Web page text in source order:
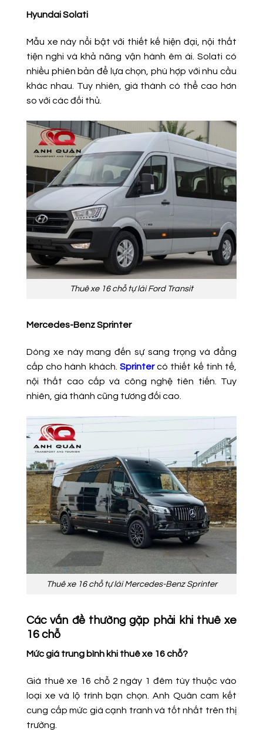
Hyundai Solati
Mẫu xe này nổi bật với thiết kế hiện đại, nội thất
tiện nghi và khả năng vận hành êm ái. Solati có
nhiều phiên bản để lựa chọn, phù hợp với nhu cầu
khác nhau. Tuy nhiên, giá thành có thể cao hơn
so với các đối thủ.
Thuê xe 16 chỗ tự lái Ford Transit
Mercedes-Benz Sprinter
Dòng xe này mang đến sự sang trọng và đẳng
cấp cho hành khách. Sprintercó thiết kế tinh tế,
nội thất cao cấp và công nghệ tiên tiến. Tuy
nhiên, giá thành cũng tương đối cao.
Thuê xe 16 chỗ tự lái Mercedes-Benz Sprinter
Các vấn đề thường gặp phải khi thuê xe
16 chỗ
Mức giá trung bình khi thuê xe 16 chỗ?
Giá thuê xe 16 chỗ 2 ngày 1 đêm tùy thuộc vào
loại xe và lộ trình bạn chọn. Anh Quân cam kết
cung cấp mức giá cạnh tranh và tốt nhất trên thị
trường.